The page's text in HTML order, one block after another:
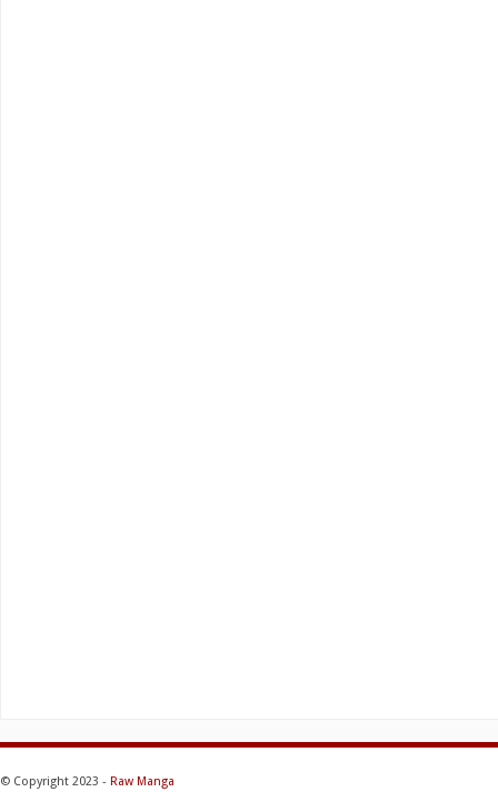
© Copyright 2023 - Raw Manga